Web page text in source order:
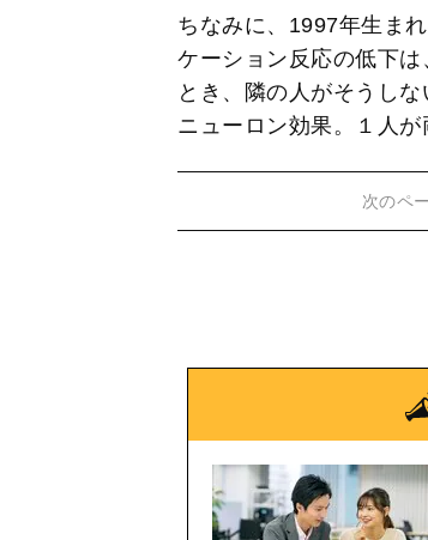
ちなみに、1997年生ま
ケーション反応の低下
とき、隣の人がそうし
ニューロン効果。１人が
次のペ